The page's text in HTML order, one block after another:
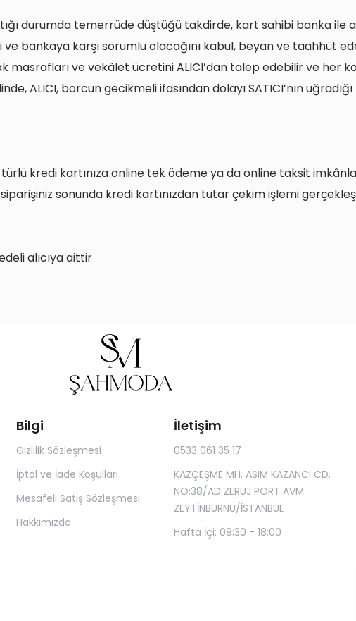
durumda temerrüde düştüğü takdirde, kart sahibi banka ile
bankaya karşı sorumlu olacağını kabul, beyan ve taahhüt
ve vekâlet ücretini ALICI’dan talep edebilir ve her
ALICI, borcun gecikmeli ifasından dolayı SATICI’nın uğradığı
kredi kartınıza online tek ödeme ya da online taksit
sonunda kredi kartınızdan tutar çekim işlemi
alıcıya aittir
Bilgi
Gizlilik Sözleşmesi
İptal ve İade Koşulları
Mesafeli Satış Sözleşmesi
Hakkımızda
İletişim
0533 061 35 17
KAZÇEŞME MH. ASIM KAZANCI CD.
NO:38/AD ZERUJ PORT AVM
ZEYTİNBURNU/İSTANBUL
Hafta İçi: 09:30 - 18:00